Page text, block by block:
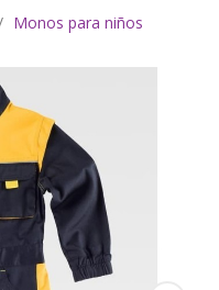
Monos para niños